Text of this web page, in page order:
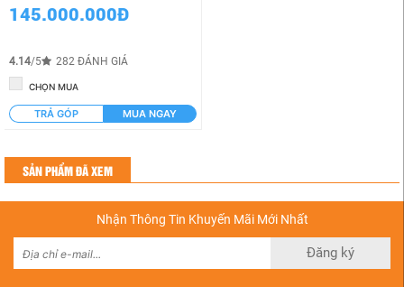
145.000.000Đ
4.14/5 282 ĐÁNH GIÁ
CHỌN MUA
TRẢ GÓP MUA NGAY
SẢN PHẨM ĐÃ XEM
Nhận Thông Tin Khuyến Mãi Mới Nhất
Đăng ký